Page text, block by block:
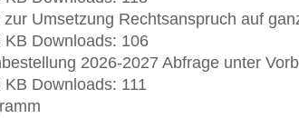
zur Umsetzung Rechtsanspruch auf
KB Downloads: 106
2026-2027 Abfrage unter
KB Downloads: 111